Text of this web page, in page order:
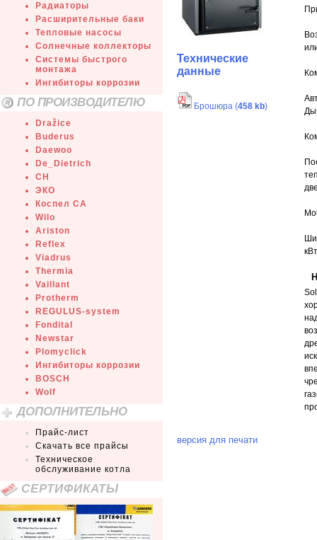
Радиаторы
Расширительные баки
Тепловые насосы
Солнечные коллекторы
Системы быстрого
монтажа
Ингибиторы коррозии
ПО ПРОИЗВОДИТЕЛЮ
Dražice
Buderus
Daewoo
De_Dietrich
СН
ЭКО
Коспел СА
Wilo
Ariston
Reflex
Viadrus
Thermia
Vaillant
Protherm
REGULUS-system
Fondital
Newstar
Plomyclick
Ингибиторы коррозии
BOSCH
Wolf
ДОПОЛНИТЕЛЬНО
Прайс-лист
Скачать все прайсы
Техническое
обслуживание котла
СЕРТИФИКАТЫ
Технические
данные
Брошюра (458 kb)
версия для печати